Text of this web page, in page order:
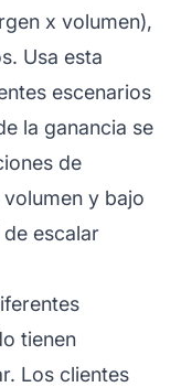
x volumen),
Usa esta
escenarios
la ganancia se
de
y bajo
escalar
tienen
Los clientes